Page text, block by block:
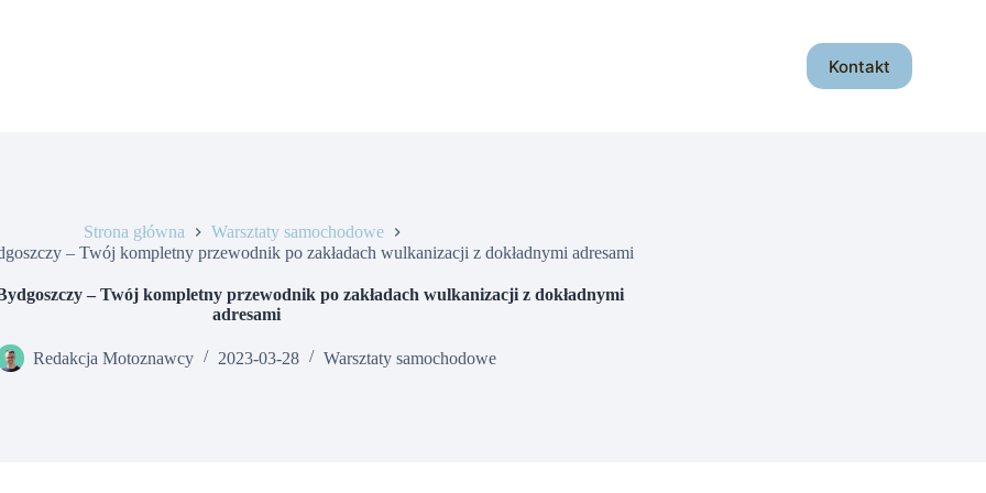
Kontakt
Strona główna
Warsztaty samochodowe
– Twój kompletny przewodnik po zakładach wulkanizacji z dokładnymi adresami
– Twój kompletny przewodnik po zakładach wulkanizacji z dokładnymi
adresami
Redakcja Motoznawcy 2023-03-28 Warsztaty samochodowe